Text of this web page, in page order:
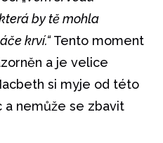
by tě mohla
krví.“Tento moment
a je velice
si myje od této
a nemůže se zbavit